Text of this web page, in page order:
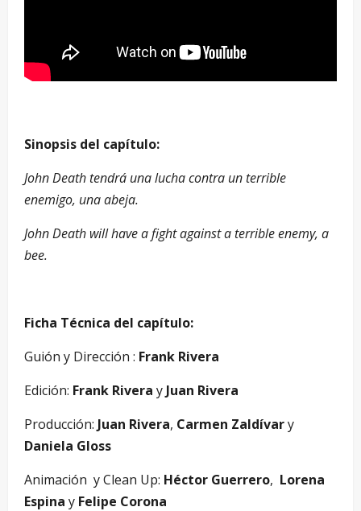
Sinopsis del capítulo:
John Death tendrá una lucha contra un terrible
enemigo, una abeja.
John Death will have a fight against a terrible enemy, a
bee.
Ficha Técnica del capítulo:
Guión y Dirección : Frank Rivera
Edición: Frank Rivera y Juan Rivera
Producción: Juan Rivera, Carmen Zaldívary
Daniela Gloss
Animación y Clean Up: Héctor Guerrero, Lorena
Espina y Felipe Corona